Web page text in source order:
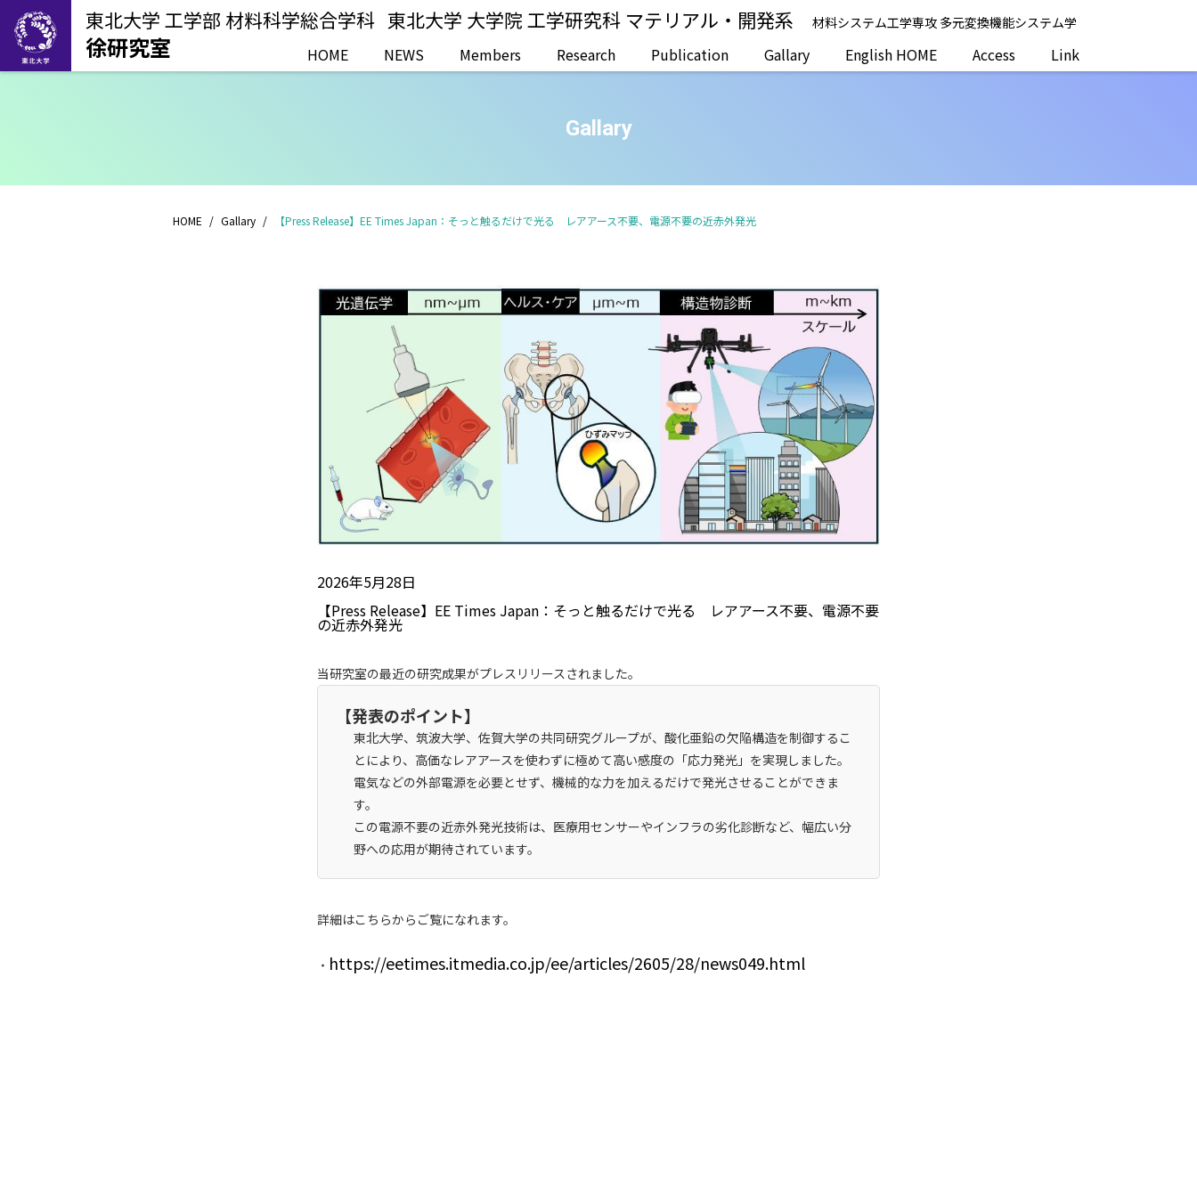
東北大学 工学部 材料科学総合学科 東北大学 大学院 工学研究科 マテリアル・開発系 材料システム工学専攻 多元変換機能システム学
徐研究室 HOME NEWS Members Research Publication Gallary English HOME Access Link
Gallary
HOME Gallary 【Press Release】EE Times Japan：そっと触るだけで光る レアアース不要、電源不要の近赤外発光
2026年5月28日
【Press Release】EE Times Japan：そっと触るだけで光る レアアース不要、電源不要
の近赤外発光
当研究室の最近の研究成果がプレスリリースされました。
【発表のポイント】
東北大学、筑波大学、佐賀大学の共同研究グループが、酸化亜鉛の欠陥構造を制御するこ
とにより、高価なレアアースを使わずに極めて高い感度の「応力発光」を実現しました。
電気などの外部電源を必要とせず、機械的な力を加えるだけで発光させることができま
す。
この電源不要の近赤外発光技術は、医療用センサーやインフラの劣化診断など、幅広い分
野への応用が期待されています。
詳細はこちらからご覧になれます。
・ https://eetimes.itmedia.co.jp/ee/articles/2605/28/news049.html